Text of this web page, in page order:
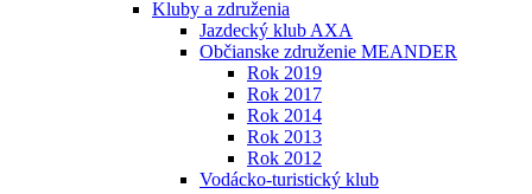
Kluby a združenia
Jazdecký klub AXA
Občianske združenie MEANDER
Rok 2019
Rok 2017
Rok 2014
Rok 2013
Rok 2012
Vodácko-turistický klub